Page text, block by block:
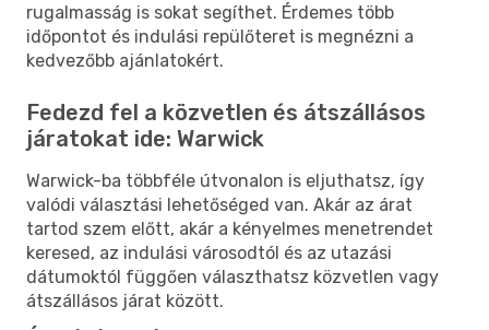
rugalmasság is sokat segíthet. Érdemes több
időpontot és indulási repülőteret is megnézni a
kedvezőbb ajánlatokért.
Fedezd fel a közvetlen és átszállásos
járatokat ide: Warwick
Warwick-ba többféle útvonalon is eljuthatsz, így
valódi választási lehetőséged van. Akár az árat
tartod szem előtt, akár a kényelmes menetrendet
keresed, az indulási városodtól és az utazási
dátumoktól függően választhatsz közvetlen vagy
átszállásos járat között.